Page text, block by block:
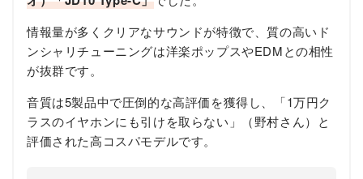
情報量が多くクリアなサウンドが特徴で、質の高いド
ンシャリチューニングは洋楽ポップスやEDMとの相性
が抜群です。
音質は5製品中で圧倒的な高評価を獲得し、「1万円ク
ラスのイヤホンにも引けを取らない」（野村さん）と
評価された高コスパモデルです。